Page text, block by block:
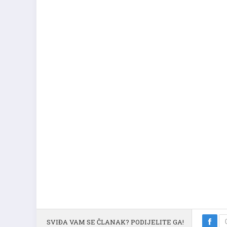
SVIĐA VAM SE ČLANAK? PODIJELITE GA!